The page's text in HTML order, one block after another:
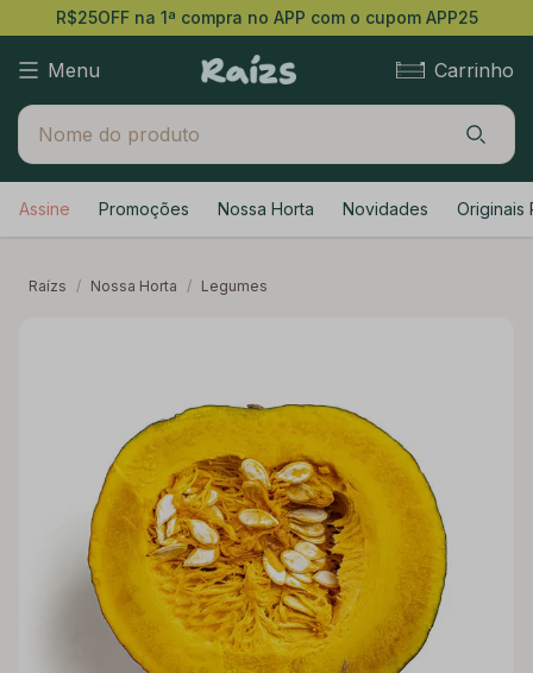
R$25OFF na 1ª compra no APP com o cupom APP25
Menu Carrinho
Assine Promoções Nossa Horta Novidades Originais
Raízs / Nossa Horta / Legumes